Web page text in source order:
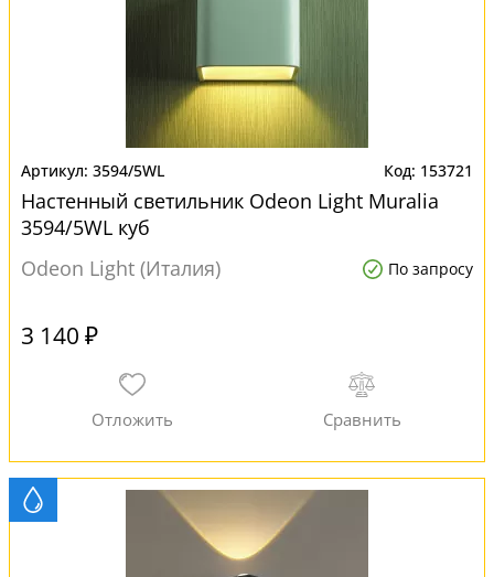
3594/5WL 153721
Настенный светильник Odeon Light Muralia
3594/5WL куб
Odeon Light (Италия)
По запросу
3 140 ₽